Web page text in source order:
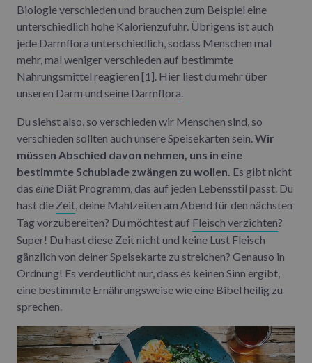
Biologie verschieden und brauchen zum Beispiel eine
unterschiedlich hohe Kalorienzufuhr. Übrigens ist auch
jede Darmflora unterschiedlich, sodass Menschen mal
mehr, mal weniger verschieden auf bestimmte
Nahrungsmittel reagieren [1]. Hier liest du mehr über
unseren Darm und seine Darmflora.
Du siehst also, so verschieden wir Menschen sind, so
verschieden sollten auch unsere Speisekarten sein.Wir
müssen Abschied davon nehmen, uns in eine
bestimmte Schublade zwängen zu wollen. Es gibt nicht
das eine Diät Programm, das auf jeden Lebensstil passt. Du
hast die Zeit, deine Mahlzeiten am Abend für den nächsten
Tag vorzubereiten? Du möchtest auf Fleisch verzichten?
Super! Du hast diese Zeit nicht und keine Lust Fleisch
gänzlich von deiner Speisekarte zu streichen? Genauso in
Ordnung! Es verdeutlicht nur, dass es keinen Sinn ergibt,
eine bestimmte Ernährungsweise wie eine Bibel heilig zu
sprechen.